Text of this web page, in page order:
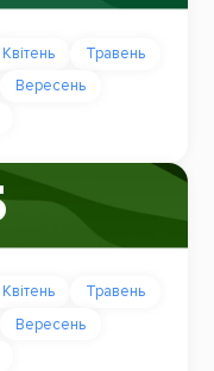
Квітень
Травень
Вересень
Квітень
Травень
Вересень